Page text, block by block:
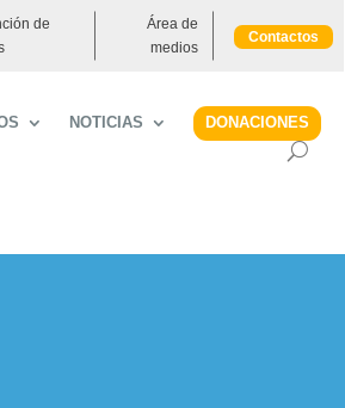
de
Área de
medios
Contactos
NOTICIAS DONACIONES